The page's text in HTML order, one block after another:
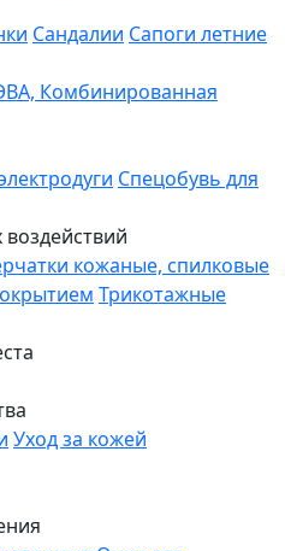
Сандалии Сапоги летние
Комбинированная
Спецобувь для
кожаные, спилковые
Трикотажные
Уход за кожей